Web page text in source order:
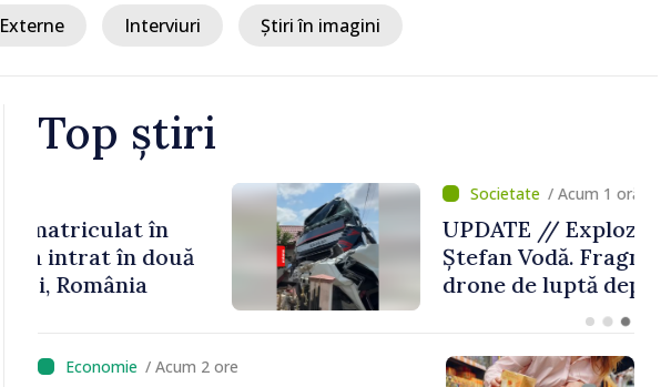
Externe Interviuri Știri în imagini
Top știri
/ Acum 1 oră
UPDATE // Explozie la Crocmaz,
Ștefan Vodă. Fragmente ale unei
drone de luptă depistate la fața
/ Acum 2 ore